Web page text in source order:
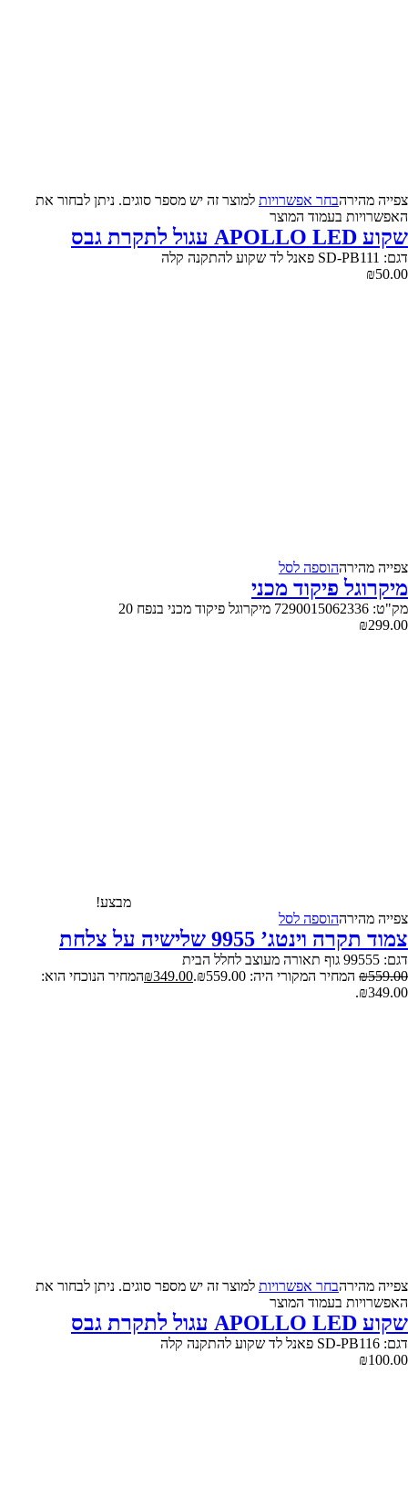
צפייה‬ ‫מהירה‬בחר אפשרויות למוצר זה יש מספר סוגים. ניתן לבחור את
האפשרויות בעמוד המוצר
שקוע APOLLO LED עגול לתקרת גבס
דגם: SD-PB111 פאנל לד שקוע להתקנה קלה
₪50.00
צפייה‬ ‫מהירה‬הוספה לסל
מיקרוגל פיקוד מכני
מק"ט: 7290015062336 מיקרוגל פיקוד מכני בנפח 20
₪299.00
מבצע!
צפייה‬ ‫מהירה‬הוספה לסל
צמוד תקרה וינטג’ 9955 שלישיה על צלחת
דגם: 99555 גוף תאורה מעוצב לחלל הבית
₪559.00 המחיר המקורי היה: ₪559.00. ₪349.00
המחיר הנוכחי הוא:
₪349.00.
צפייה‬ ‫מהירה‬בחר אפשרויות למוצר זה יש מספר סוגים. ניתן לבחור את
האפשרויות בעמוד המוצר
שקוע APOLLO LED עגול לתקרת גבס
דגם: SD-PB116 פאנל לד שקוע להתקנה קלה
₪100.00